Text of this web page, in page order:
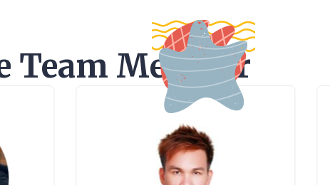
Team Member